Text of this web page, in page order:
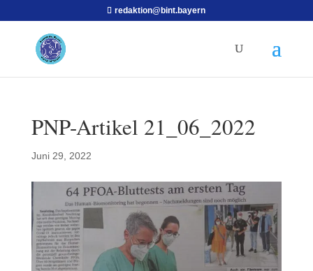
redaktion@bint.bayern
PNP-Artikel 21_06_2022
Juni 29, 2022